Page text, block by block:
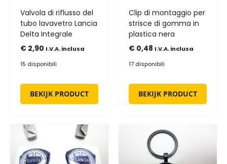
Valvola di riflusso del
tubo lavavetro Lancia
Delta Integrale
€ 2,90 I.V.A. inclusa
15 disponibili
BEKIJK PRODUCT
Clip di montaggio per
strisce di gomma in
plastica nera
€ 0,48 I.V.A. inclusa
17 disponibili
BEKIJK PRODUCT